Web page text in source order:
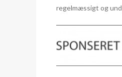
regelmæssigt og